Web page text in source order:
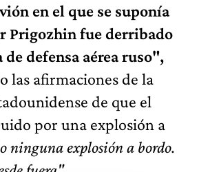
en el que se suponía
Prigozhin fue derribado
defensa aérea ruso",
las afirmaciones de la
de que el
por una explosión a
ninguna explosión a bordo.